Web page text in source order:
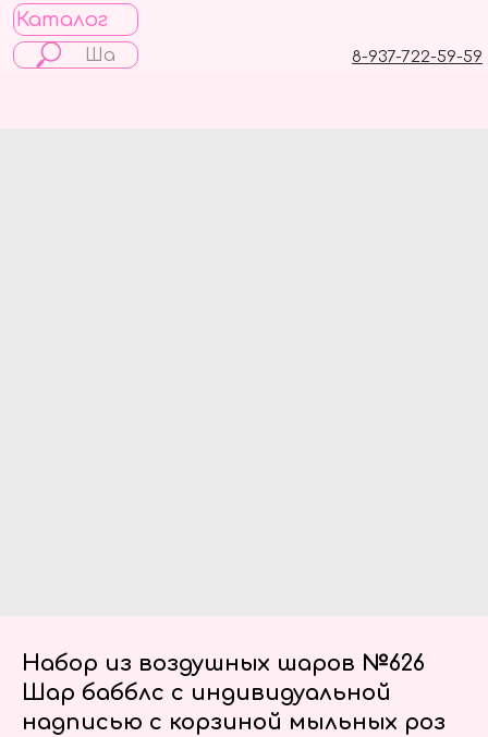
Каталог
8-937-722-59-59
Набор из воздушных шаров №626
Шар бабблс с индивидуальной
надписью с корзиной мыльных роз